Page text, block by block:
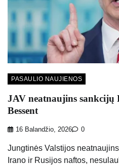
PASAULIO NAUJIENOS
JAV neatnaujins sankcijų
Bessent
16 Balandžio, 2026 0
Jungtinės Valstijos
Irano ir Rusijos naftos,